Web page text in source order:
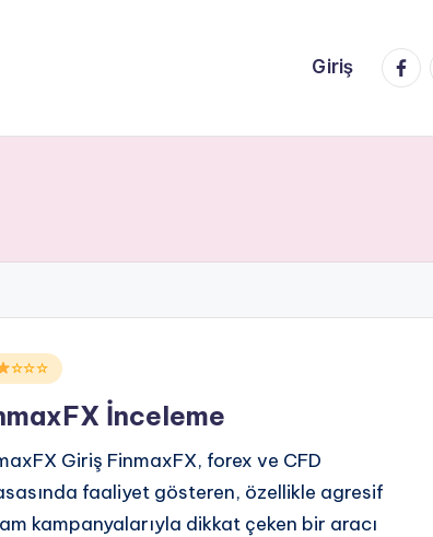
Giriş
☆☆☆
İnceleme
Giriş FinmaxFX, forex ve CFD
faaliyet gösteren, özellikle agresif
kampanyalarıyla dikkat çeken bir aracı